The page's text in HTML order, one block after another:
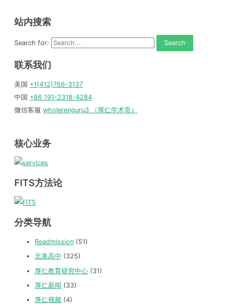
站内搜索
Search for:
联系我们
美国 +1(412)756-3137
中国 +86 191-2318-4284
微信客服 wholerenguru3 （厚仁学术哥）
核心业务
FITS方法论
分类导航
Readmission (51)
北美高中 (325)
厚仁教育研究中心 (31)
厚仁新闻 (33)
厚仁视频 (4)